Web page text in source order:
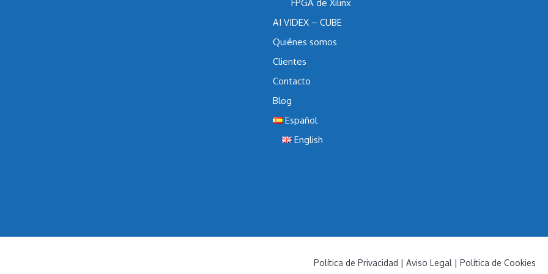
FPGA de Xilinx
AI VIDEX – CUBE
Quiénes somos
Clientes
Contacto
Blog
Español
English
Política de Privacidad | Aviso Legal | Política de Cookies